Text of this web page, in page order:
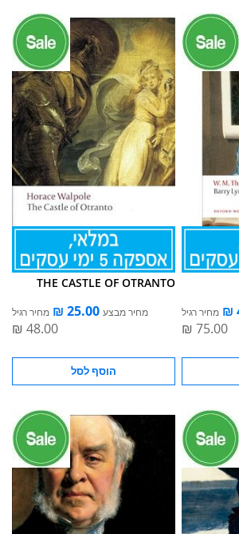
מחיר רגיל
THE CASTLE OF OTRANTO
מחיר מבצע מחיר רגיל
הוסף לסל